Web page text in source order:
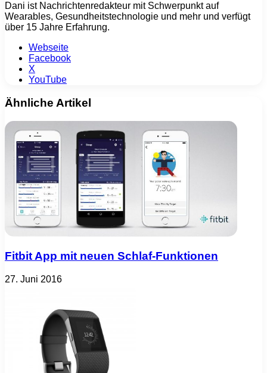
Dani ist Nachrichtenredakteur mit Schwerpunkt auf
Wearables, Gesundheitstechnologie und mehr und verfügt
über 15 Jahre Erfahrung.
Webseite
Facebook
X
YouTube
Ähnliche Artikel
Fitbit App mit neuen Schlaf-Funktionen
27. Juni 2016